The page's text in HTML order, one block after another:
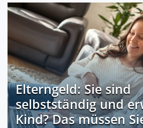
Elterngeld: Sie sind
selbstständig und
Kind? Das müssen